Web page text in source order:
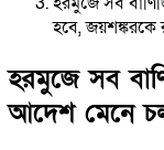
হবে,
হরমুজে সব
আদেশ মেনে